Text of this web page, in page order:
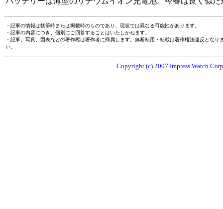
・記事の情報は執筆時または掲載時のものであり、現状では異なる可能性があります。
・記事の内容につき、個別にご回答することはいたしかねます。
・記事、写真、図表などの著作権は著作者に帰属します。無断転用・転載は著作権法違反とな
い。
Copyright (c) 2007 Impress Watch